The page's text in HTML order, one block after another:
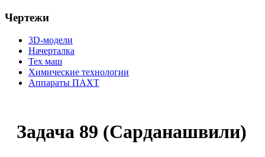
Чертежи
3D-модели
Начерталка
Тех маш
Химические технологии
Аппараты ПАХТ
Задача 89 (Сарданашвили)